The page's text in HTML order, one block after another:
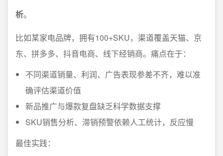
析。
比如某家电品牌，拥有100+SKU，渠道覆盖天猫、京
东、拼多多、抖音电商、线下经销商。痛点在于：
不同渠道销量、利润、广告表现参差不齐，难以准
确评估渠道价值
新品推广与爆款复盘缺乏科学数据支撑
SKU销售分析、滞销预警依赖人工统计，反应慢
最佳实践：